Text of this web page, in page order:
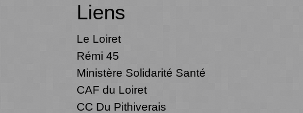
Liens
Le Loiret
Rémi 45
Ministère Solidarité Santé
CAF du Loiret
CC Du Pithiverais